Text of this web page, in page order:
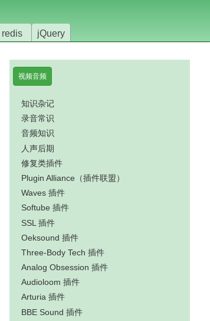
redis jQuery
视频音频
知识杂记
录音常识
音频知识
人声后期
修复类插件
Plugin Alliance（插件联盟）
Waves 插件
Softube 插件
SSL 插件
Oeksound 插件
Three-Body Tech 插件
Analog Obsession 插件
Audioloom 插件
Arturia 插件
BBE Sound 插件